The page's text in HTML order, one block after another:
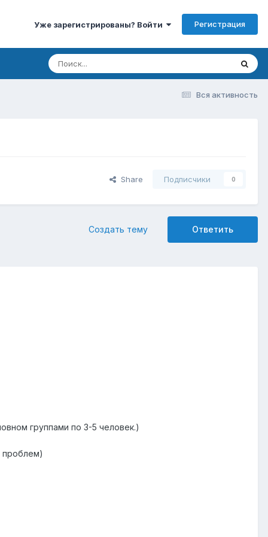
Уже зарегистрированы? Войти Регистрация
Вся активность
Share Подписчики 0
Ответить
Создать тему
группами по 3-5 человек.)
проблем)